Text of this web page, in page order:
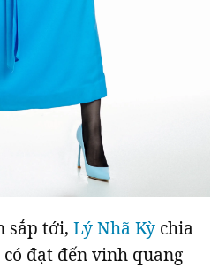
sắp tới, Lý Nhã Kỳ chia
đạt đến vinh quang